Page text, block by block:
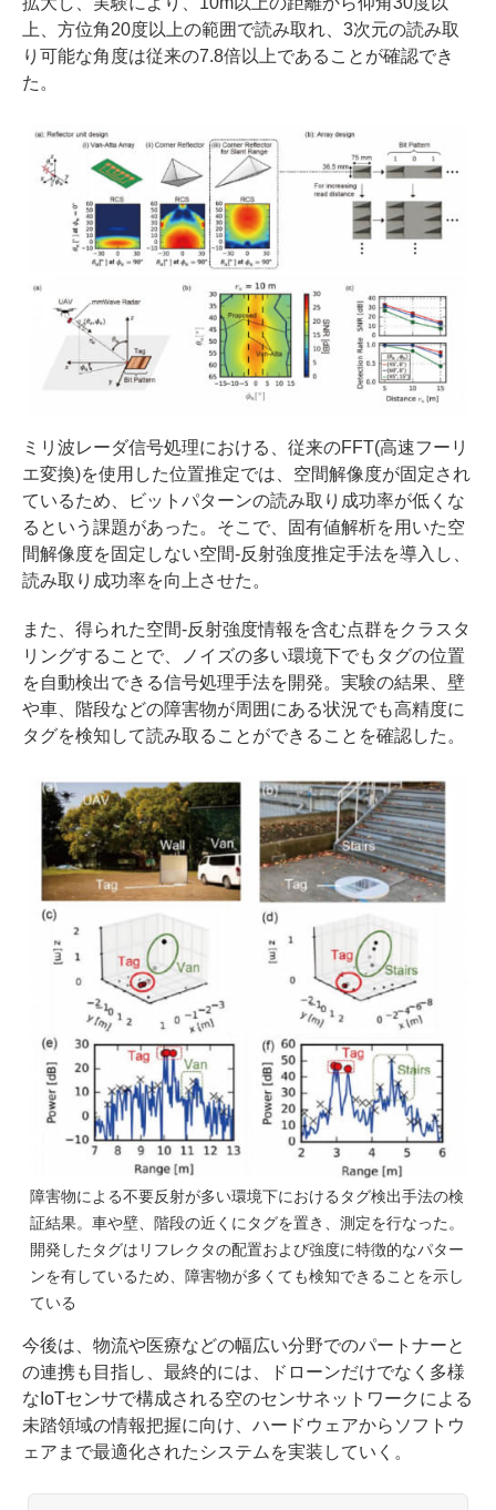
上、方位角20度以上の範囲で読み取れ、3次元の読み取
り可能な角度は従来の7.8倍以上であることが確認でき
た。
ミリ波レーダ信号処理における、従来のFFT(高速フーリ
エ変換)を使用した位置推定では、空間解像度が固定され
ているため、ビットパターンの読み取り成功率が低くな
るという課題があった。そこで、固有値解析を用いた空
間解像度を固定しない空間-反射強度推定手法を導入し、
読み取り成功率を向上させた。
また、得られた空間-反射強度情報を含む点群をクラスタ
リングすることで、ノイズの多い環境下でもタグの位置
を自動検出できる信号処理手法を開発。実験の結果、壁
や車、階段などの障害物が周囲にある状況でも高精度に
タグを検知して読み取ることができることを確認した。
障害物による不要反射が多い環境下におけるタグ検出手法の検
証結果。車や壁、階段の近くにタグを置き、測定を行なった。
開発したタグはリフレクタの配置および強度に特徴的なパター
ンを有しているため、障害物が多くても検知できることを示し
ている
今後は、物流や医療などの幅広い分野でのパートナーと
の連携も目指し、最終的には、ドローンだけでなく多様
なIoTセンサで構成される空のセンサネットワークによる
未踏領域の情報把握に向け、ハードウェアからソフトウ
ェアまで最適化されたシステムを実装していく。